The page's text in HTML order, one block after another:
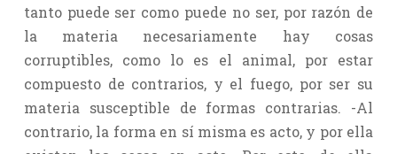
tanto puede ser como puede no ser, por razón de
la materia necesariamente hay cosas
corruptibles, como lo es el animal, por estar
compuesto de contrarios, y el fuego, por ser su
materia susceptible de formas contrarias. -Al
contrario, la forma en sí misma es acto, y por ella